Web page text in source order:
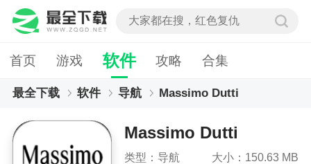
首页 游戏 软件 攻略 合集
最全下载 软件 导航 Massimo Dutti
Massimo Dutti
类型：导航
大小：150.63 MB